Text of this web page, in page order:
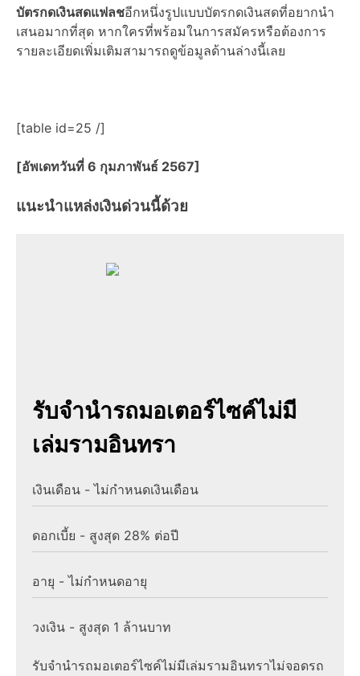
บัตรกดเงินสดแฟลชอีกหนึ่งรูปแบบบัตรกดเงินสดที่อยากนำ
เสนอมากที่สุด หากใครที่พร้อมในการสมัครหรือต้องการ
รายละเอียดเพิ่มเติมสามารถดูข้อมูลด้านล่างนี้เลย
[table id=25 /]
[อัพเดทวันที่ 6 กุมภาพันธ์ 2567]
แนะนำแหล่งเงินด่วนนี้ด้วย
รับจํานํารถมอเตอร์ไซค์ไม่มี
เล่มรามอินทรา
เงินเดือน - ไม่กำหนดเงินเดือน
ดอกเบี้ย - สูงสุด 28% ต่อปี
อายุ - ไม่กำหนดอายุ
วงเงิน - สูงสุด 1 ล้านบาท
รับจํานํารถมอเตอร์ไซค์ไม่มีเล่มรามอินทราไม่จอดรถ